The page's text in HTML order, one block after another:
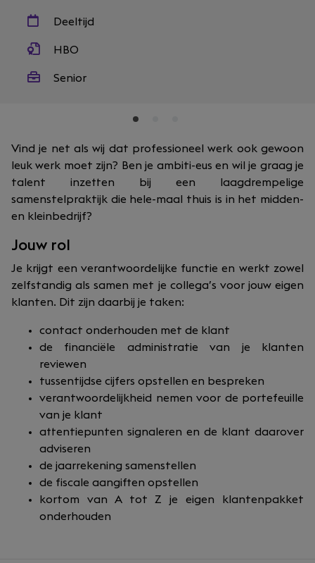
Deeltijd
HBO
Senior
Vind je net als wij dat professioneel werk ook gewoon
leuk werk moet zijn? Ben je ambiti-eus en wil je graag je
talent inzetten bij een laagdrempelige
samenstelpraktijk die hele-maal thuis is in het midden-
en kleinbedrijf?
Jouw rol
Je krijgt een verantwoordelijke functie en werkt zowel
zelfstandig als samen met je collega’s voor jouw eigen
klanten. Dit zijn daarbij je taken:
contact onderhouden met de klant
de financiële administratie van je klanten
reviewen
tussentijdse cijfers opstellen en bespreken
verantwoordelijkheid nemen voor de portefeuille
van je klant
attentiepunten signaleren en de klant daarover
adviseren
de jaarrekening samenstellen
de fiscale aangiften opstellen
kortom van A tot Z je eigen klantenpakket
onderhouden